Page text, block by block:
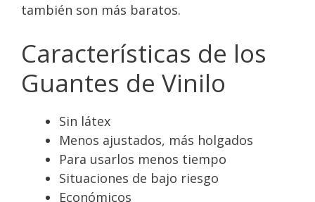
también son más baratos.
Características de los
Guantes de Vinilo
Sin látex
Menos ajustados, más holgados
Para usarlos menos tiempo
Situaciones de bajo riesgo
Económicos